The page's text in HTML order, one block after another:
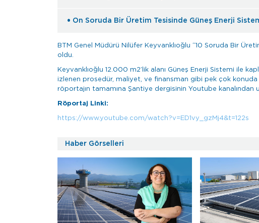
On Soruda Bir Üretim Tesisinde Güneş Enerji
BTM Genel Müdürü Nilüfer Keyvanklıoğlu “10 Soruda Bir
oldu.
Keyvanklıoğlu 12.000 m2’lik alanı Güneş Enerji Sistemi ile
izlenen prosedür, maliyet, ve finansman gibi pek çok konuda
röportajın tamamına Şantiye dergisinin Youtube kanalından
Röportaj Linki:
https://www.youtube.com/watch?v=ED1vy_gzMj4&t=122s
Haber Görselleri